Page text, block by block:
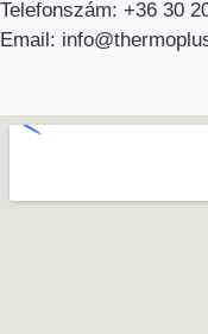
Telefonszám: +36 30
Email: